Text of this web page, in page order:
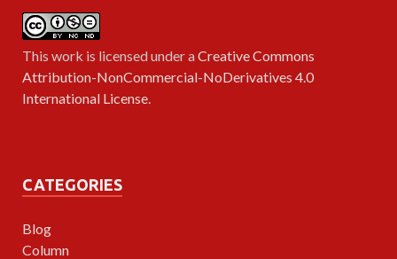
This work is licensed under aCreative Commons
Attribution-NonCommercial-NoDerivatives 4.0
International License.
CATEGORIES
Blog
Column